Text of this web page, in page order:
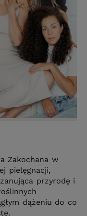
Zakochana w
pielęgnacji,
przyrodę i
dążeniu do co